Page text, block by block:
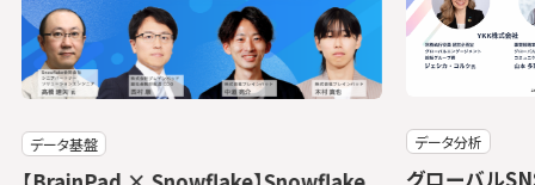
データ基盤 データ分析
グローバル